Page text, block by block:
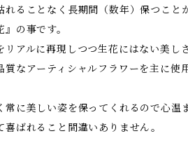
れることなく長期間（数年）保つこと
の事です。
リアルに再現しつつ生花にはない美し
質なアーティシャルフラワーを主に使
常に美しい姿を保ってくれるので心温
ばれること間違いありません。